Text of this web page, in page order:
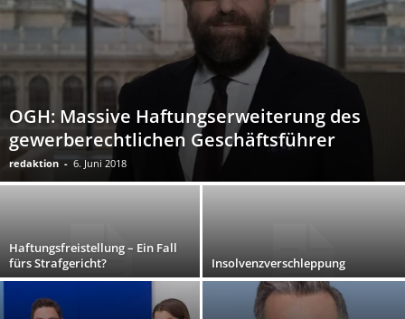
OGH: Massive Haftungserweiterung des
gewerberechtlichen Geschäftsführer
redaktion - 6. Juni 2018
Haftungsfreistellung – Ein Fall
fürs Strafgericht?
Insolvenzverschleppung